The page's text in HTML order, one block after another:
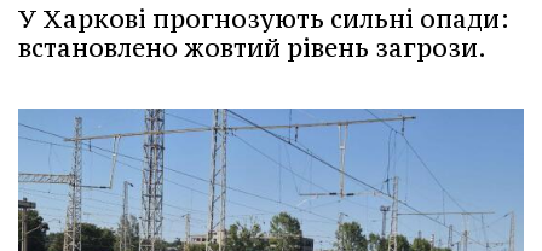
У Харкові прогнозують сильні опади:
встановлено жовтий рівень загрози.